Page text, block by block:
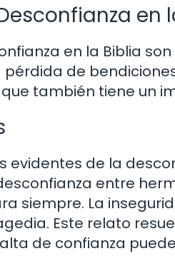
en
en la Biblia
de
también tiene un
evidentes de la
entre
siempre. La
Este relato
de confianza